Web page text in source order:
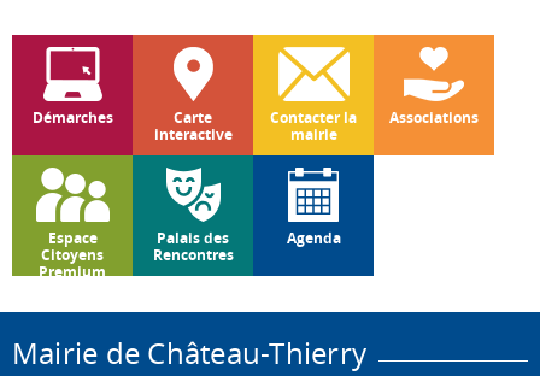
Démarches
Carte
interactive
Contacter la
mairie
Associations
Espace
Citoyens
Premium
Palais des
Rencontres
Agenda
Mairie de Château-Thierry